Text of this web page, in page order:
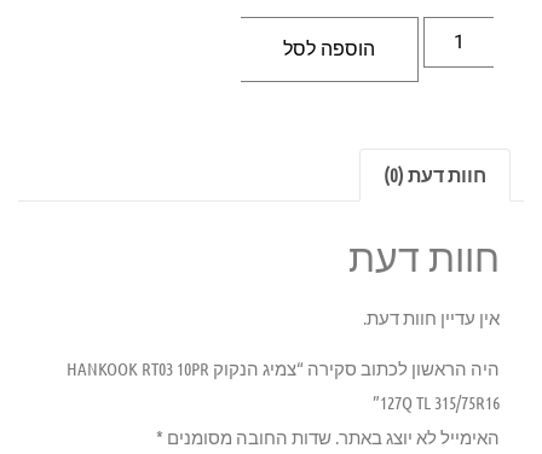
הוספה לסל
חוות דעת (0)
חוות דעת
אין עדיין חוות דעת.
היה הראשון לכתוב סקירה “צמיג הנקוק HANKOOK RT03 10PR
127Q TL 315/75R16”
האימייל לא יוצג באתר.שדות החובה מסומנים*